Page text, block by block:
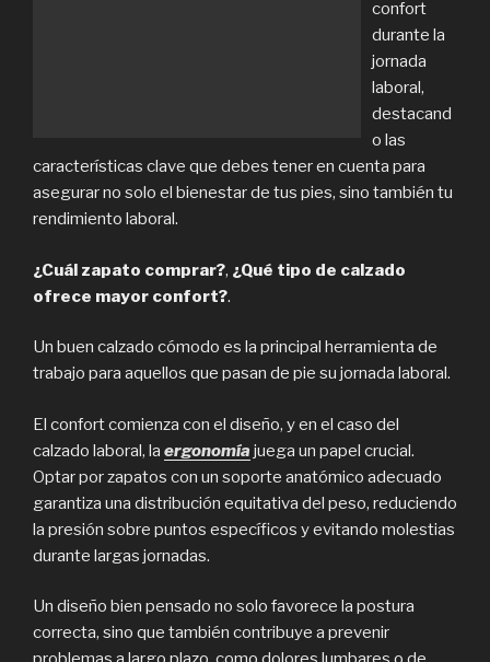
confort
durante la
jornada
laboral,
destacand
o las
características clave que debes tener en cuenta para
asegurar no solo el bienestar de tus pies, sino también tu
rendimiento laboral.
¿Cuál zapato comprar?, ¿Qué tipo de calzado
ofrece mayor confort?.
Un buen calzado cómodo es la principal herramienta de
trabajo para aquellos que pasan de pie su jornada laboral.
El confort comienza con el diseño, y en el caso del
calzado laboral, la ergonomía juega un papel crucial.
Optar por zapatos con un soporte anatómico adecuado
garantiza una distribución equitativa del peso, reduciendo
la presión sobre puntos específicos y evitando molestias
durante largas jornadas.
Un diseño bien pensado no solo favorece la postura
correcta, sino que también contribuye a prevenir